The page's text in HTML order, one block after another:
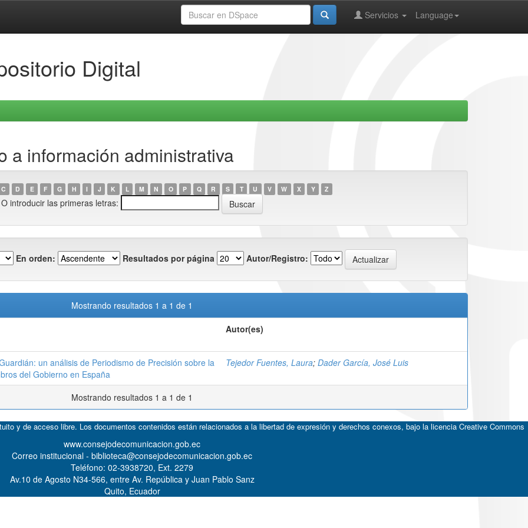
Language
Servicios
Digital
a información administrativa
C D E F G H I J K L M N O P Q R S T U V W X Y Z
O introducir las primeras letras:
En orden: Resultados por página Autor/Registro:
Mostrando resultados 1 a 1 de 1
Autor(es)
un análisis de Periodismo de Precisión sobre la
del Gobierno en España
Tejedor Fuentes, Laura; Dader García, José Luis
Mostrando resultados 1 a 1 de 1
y de acceso libre. Los documentos contenidos están relacionados a la libertad de expresión y derechos conexos, bajo la licencia Creative Commons
www.consejodecomunicacion.gob.ec
Correo institucional - biblioteca@consejodecomunicacion.gob.ec
Teléfono: 02-3938720, Ext. 2279
Av.10 de Agosto N34-566, entre Av. República y Juan Pablo Sanz
Quito, Ecuador